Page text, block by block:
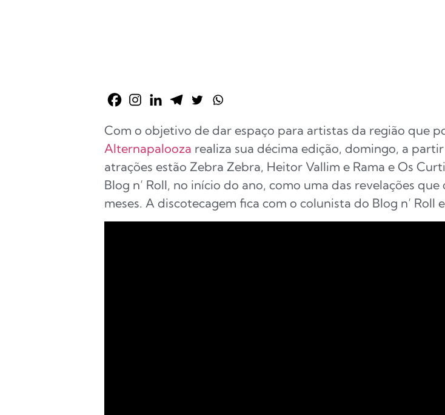
Com o objetivo de dar espaço para artistas da região que
Alternapalooza realiza sua décima edição, domingo, a
atrações estão Zebra Zebra, Heitor Vallim e Rama e Os
Blog n’ Roll, no início do ano, como uma das revelações
meses. A discotecagem fica com o colunista do Blog n’